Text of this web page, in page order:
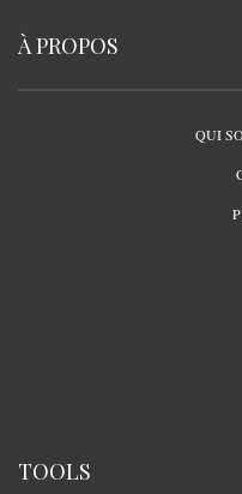
À PROPOS
QUI
TOOLS